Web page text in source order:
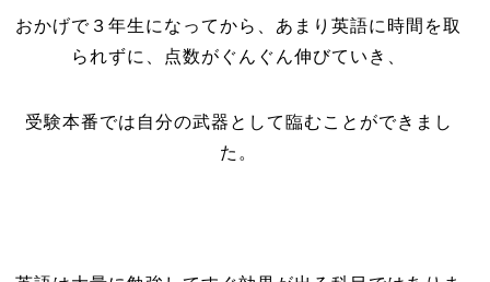
おかげで３年生になってから、あまり英語に時間を取
られずに、点数がぐんぐん伸びていき、
受験本番では自分の武器として臨むことができまし
た。